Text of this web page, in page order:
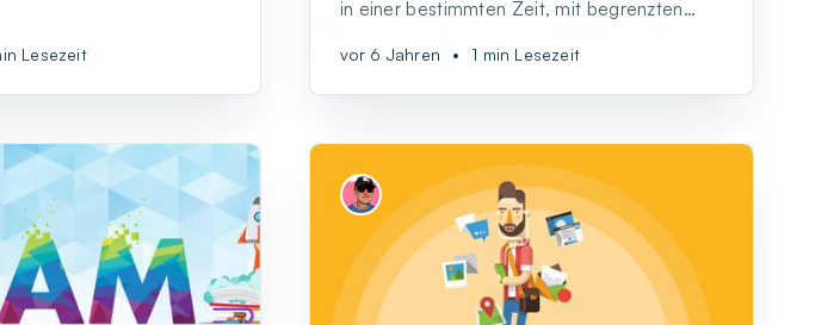
Lesezeit
in einer bestimmten Zeit, mit begrenzten
tun und welche Rolle spielen
vor 6 Jahren • 1 min Lesezeit